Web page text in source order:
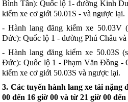
Bình Tân): Quốc lộ 1- đường Kinh
kiểm xe cơ giới 50.01S - và ngược lại.
- Hành lang đăng kiểm xe 50.03V
Đức): Quốc lộ 1 - đường Phú Châu
- Hành lang đăng kiểm xe 50.03S
Đức): Quốc lộ 1 - Phạm Văn Đồng -
kiểm xe cơ giới 50.03S và ngược lại.
3. Các tuyến hành lang xe tải
00 đến 16 giờ 00 và từ 21 giờ 00 đến